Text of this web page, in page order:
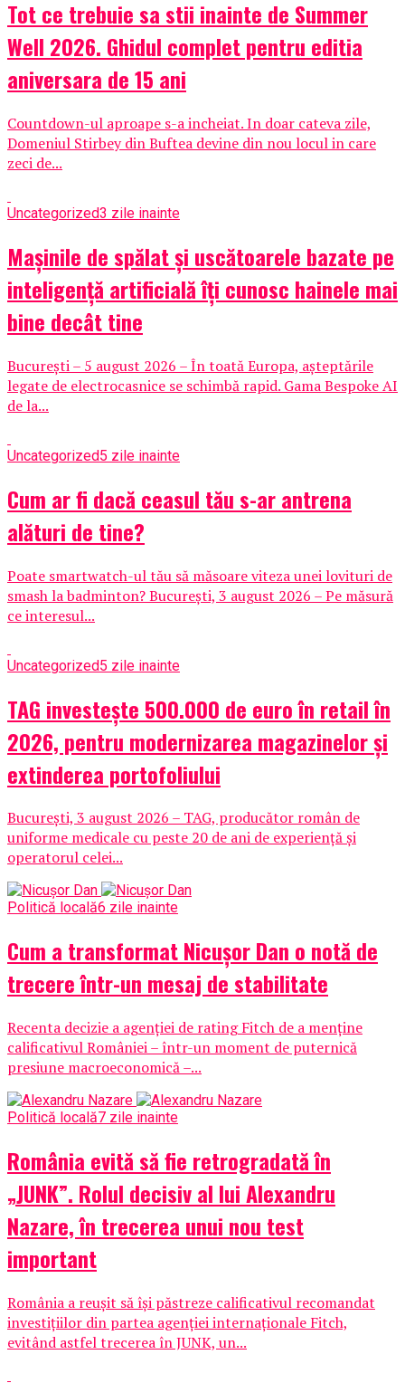
Tot ce trebuie sa stii inainte de Summer
Well 2026. Ghidul complet pentru editia
aniversara de 15 ani
Countdown-ul aproape s-a incheiat. In doar cateva zile,
Domeniul Stirbey din Buftea devine din nou locul in care
zeci de...
Uncategorized3 zile inainte
Mașinile de spălat și uscătoarele bazate pe
inteligență artificială îți cunosc hainele mai
bine decât tine
București – 5 august 2026 – În toată Europa, așteptările
legate de electrocasnice se schimbă rapid. Gama Bespoke AI
de la...
Uncategorized5 zile inainte
Cum ar fi dacă ceasul tău s-ar antrena
alături de tine?
Poate smartwatch-ul tău să măsoare viteza unei lovituri de
smash la badminton? București, 3 august 2026 – Pe măsură
ce interesul...
Uncategorized5 zile inainte
TAG investește 500.000 de euro în retail în
2026, pentru modernizarea magazinelor și
extinderea portofoliului
București, 3 august 2026 – TAG, producător român de
uniforme medicale cu peste 20 de ani de experiență și
operatorul celei...
Politică locală6 zile inainte
Cum a transformat Nicușor Dan o notă de
trecere într-un mesaj de stabilitate
Recenta decizie a agenției de rating Fitch de a menține
calificativul României – într-un moment de puternică
presiune macroeconomică –...
Politică locală7 zile inainte
România evită să fie retrogradată în
„JUNK”. Rolul decisiv al lui Alexandru
Nazare, în trecerea unui nou test
important
România a reușit să își păstreze calificativul recomandat
investițiilor din partea agenției internaționale Fitch,
evitând astfel trecerea în JUNK, un...